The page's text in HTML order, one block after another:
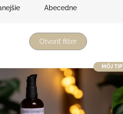
Abecedne
Otvoriť filter
MÔJ TIP